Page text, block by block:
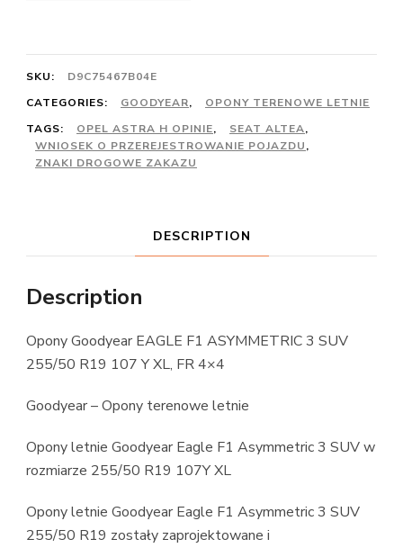
SKU:
D9C75467B04E
CATEGORIES:
GOODYEAR,
OPONY TERENOWE LETNIE
TAGS:
OPEL ASTRA H OPINIE, SEAT ALTEA,
WNIOSEK O PRZEREJESTROWANIE POJAZDU,
ZNAKI DROGOWE ZAKAZU
DESCRIPTION
Description
Opony Goodyear EAGLE F1 ASYMMETRIC 3 SUV
255/50 R19 107 Y XL, FR 4×4
Goodyear – Opony terenowe letnie
Opony letnie Goodyear Eagle F1 Asymmetric 3 SUV w
rozmiarze 255/50 R19 107Y XL
Opony letnie Goodyear Eagle F1 Asymmetric 3 SUV
255/50 R19 zostały zaprojektowane i